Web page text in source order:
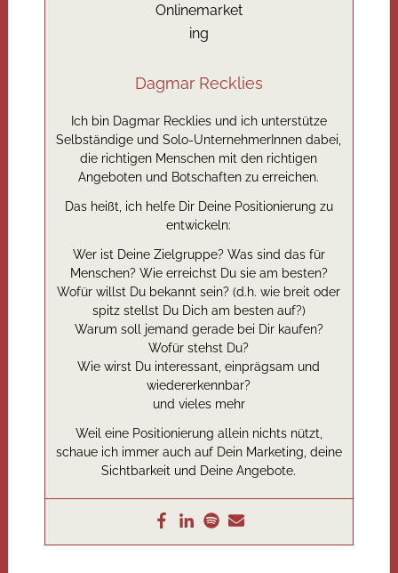
Dagmar Recklies
Ich bin Dagmar Recklies und ich unterstütze
Selbständige und Solo-UnternehmerInnen dabei,
die richtigen Menschen mit den richtigen
Angeboten und Botschaften zu erreichen.
Das heißt, ich helfe Dir Deine Positionierung zu
entwickeln:
Wer ist Deine Zielgruppe? Was sind das für
Menschen? Wie erreichst Du sie am besten?
Wofür willst Du bekannt sein? (d.h. wie breit oder
spitz stellst Du Dich am besten auf?)
Warum soll jemand gerade bei Dir kaufen?
Wofür stehst Du?
Wie wirst Du interessant, einprägsam und
wiedererkennbar?
und vieles mehr
Weil eine Positionierung allein nichts nützt,
schaue ich immer auch auf Dein Marketing, deine
Sichtbarkeit und Deine Angebote.